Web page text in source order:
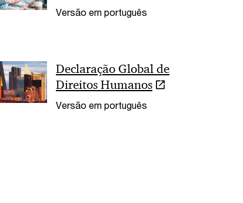
Versão em português
Declaração Global de
Direitos Humanos
Versão em português